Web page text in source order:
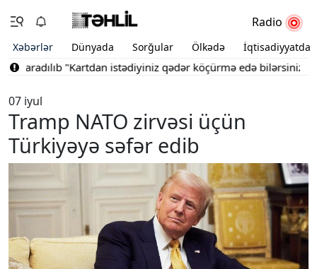
Radio
Xəbərlər Dünyada Sorğular Ölkədə İqtisadiyyatda
yaradılıb "Kartdan istədiyiniz qədər köçürmə edə bilərsiniz"
07 iyul
Tramp NATO zirvəsi üçün
Türkiyəyə səfər edib